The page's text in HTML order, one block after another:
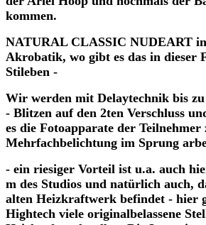
kommen.
NATURAL CLASSIC NUDEART
Akrobatik, wo gibt es das in dieser
Stileben -
Wir werden mit Delaytechnik bis
- Blitzen auf den 2ten Verschluss
es die Fotoapparate der Teilnehmer
Mehrfachbelichtung im Sprung
- ein riesiger Vorteil ist u.a. auch
m des Studios und natürlich auch,
alten Heizkraftwerk befindet - hier
Hightech viele originalbelassene